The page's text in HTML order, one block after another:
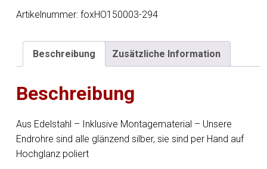
Endschalldämpfer
Ausgang
rechts/links
100-
90-
100
Typ
25
mittig
Artikelnummer:foxHO150003-294
Beschreibung Zusätzliche Information
Beschreibung
Aus Edelstahl – Inklusive Montagematerial – Unsere
Endrohre sind alle glänzend silber, sie sind per Hand auf
Hochglanz poliert